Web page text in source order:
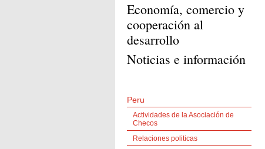
Economía, comercio y
cooperación al
desarrollo
Noticias e información
Peru
Actividades de la Asociación de
Checos
Relaciones politicas